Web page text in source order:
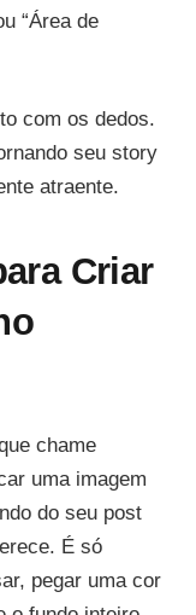
“Área de
com os dedos.
seu story
atraente.
Criar
chame
uma imagem
do seu post
É só
pegar uma cor